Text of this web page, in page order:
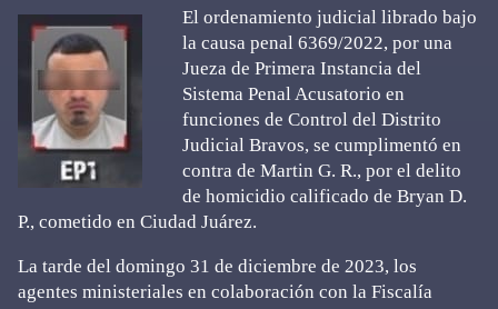
El ordenamiento judicial librado bajo
la causa penal 6369/2022, por una
Jueza de Primera Instancia del
Sistema Penal Acusatorio en
funciones de Control del Distrito
Judicial Bravos, se cumplimentó en
contra de Martin G. R., por el delito
de homicidio calificado de Bryan D.
P., cometido en Ciudad Juárez.
La tarde del domingo 31 de diciembre de 2023, los
agentes ministeriales en colaboración con la Fiscalía